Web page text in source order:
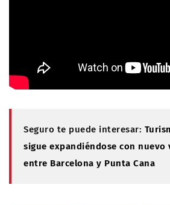
Seguro te puede interesar:
sigue expandiéndose con
entre Barcelona y Punta Cana